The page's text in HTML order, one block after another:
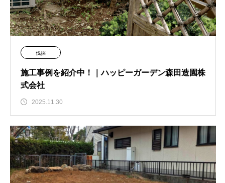
伐採
施工事例を紹介中！｜ハッピーガーデン森田造園株
式会社
2025.11.30